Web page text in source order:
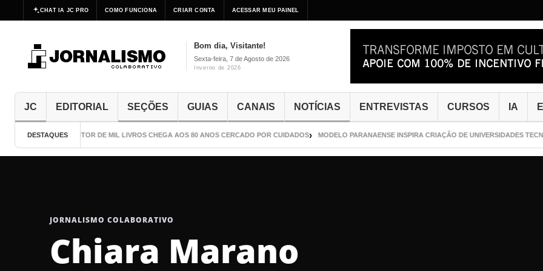
CHAT IA JC PRO COMO FUNCIONA CRIAR CONTA ACESSAR MEU PAINEL
Bom dia, Visitante!
Sexta-feira, 7 de Agosto de 2026
Inverno de 2026
JC EDITORIAL SEÇÕES GUIAS CANAIS NOTÍCIAS ENTREVISTAS CURSOS IA
DESTAQUES
O ESCRITOR DE MIL LIVROS CHEGA AOS 80 ANOS CERCADO POR CUIDADOS MODELO PARANAENSE INSPIRA CRIAÇÃO DE UNIVERSIDADES
JORNALISMO COLABORATIVO
Chiara Marano